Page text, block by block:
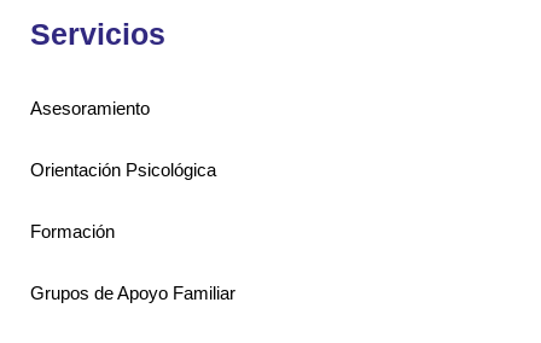
Servicios
Asesoramiento
Orientación Psicológica
Formación
Grupos de Apoyo Familiar